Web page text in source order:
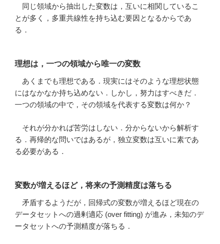
同じ領域から抽出した変数は，互いに相関しているこ
とが多く，多重共線性を持ち込む要因となるからであ
る．
理想は，一つの領域から唯一の変数
あくまでも理想である．現実にはそのような理想状態
にはなかなか持ち込めない．しかし，努力はすべきだ．
一つの領域の中で，その領域を代表する変数は何か？
それが分かれば苦労はしない．分からないから解析す
る．再帰的な問いではあるが，独立変数は互いに素であ
る必要がある．
変数が増えるほど，将来の予測精度は落ちる
矛盾するようだが，回帰式の変数が増えるほど現在の
データセットへの過剰適応 (over fitting) が進み，未知のデ
ータセットへの予測精度が落ちる．